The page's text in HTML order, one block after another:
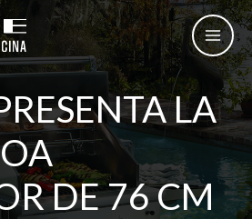
LA
DE 76 CM